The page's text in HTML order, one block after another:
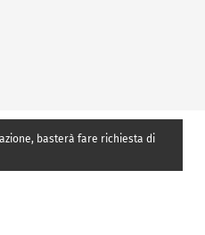
basterà fare richiesta di